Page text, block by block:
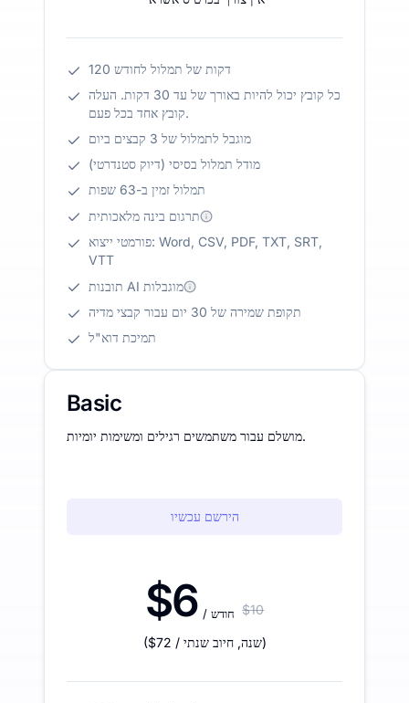
120 דקות של תמלול לחודש
כל קובץ יכול להיות באורך של עד 30 דקות. העלה
קובץ אחד בכל פעם.
מוגבל לתמלול של 3 קבצים ביום
מודל תמלול בסיסי (דיוק סטנדרטי)
תמלול זמין ב-63 שפות
תרגום בינה מלאכותית
פורמטי ייצוא: Word, CSV, PDF, TXT, SRT,
VTT
תובנות AI מוגבלות
תקופת שמירה של 30 יום עבור קבצי מדיה
תמיכת דוא"ל
Basic
מושלם עבור משתמשים רגילים ומשימות יומיות.
הירשם עכשיו
$6 / חודש $10
($72 / שנה, חיוב שנתי )